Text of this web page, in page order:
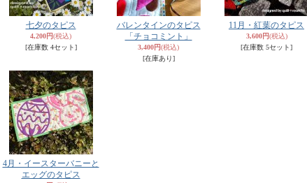
七夕のタピス
4,200円(税込)
[在庫数 4セット]
バレンタインのタピス
「チョコミント」
3,400円(税込)
[在庫あり]
11月・紅葉のタピス
3,600円(税込)
[在庫数 5セット]
4月・イースターバニーと
エッグのタピス